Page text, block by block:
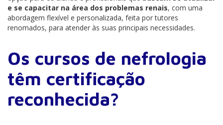
e se capacitar na área dos problemas renais, com uma
abordagem flexível e personalizada, feita por tutores
renomados, para atender às suas principais necessidades.
Os cursos de nefrologia
têm certificação
reconhecida?